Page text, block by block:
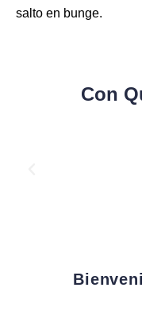
salto en bunge.
Con